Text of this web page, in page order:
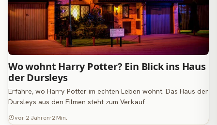
Wo wohnt Harry Potter? Ein Blick ins Haus
der Dursleys
Erfahre, wo Harry Potter im echten Leben wohnt. Das Haus der
Dursleys aus den Filmen steht zum Verkauf…
vor 2 Jahren 2 Min.